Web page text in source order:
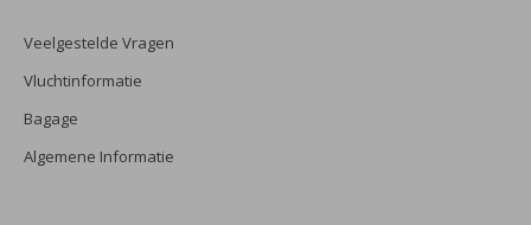
Veelgestelde Vragen
Vluchtinformatie
Bagage
Algemene Informatie